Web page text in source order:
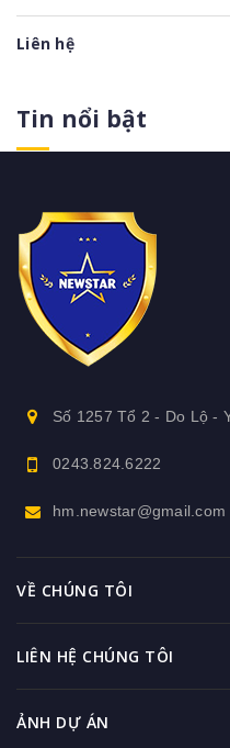
Liên hệ
Tin nổi bật
Số 1257 Tổ 2 - Do Lộ -
0243.824.6222
hm.newstar@gmail.com
VỀ CHÚNG TÔI
LIÊN HỆ CHÚNG TÔI
ẢNH DỰ ÁN